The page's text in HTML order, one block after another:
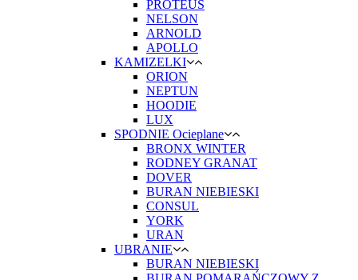
PROTEUS
NELSON
ARNOLD
APOLLO
KAMIZELKI
ORION
NEPTUN
HOODIE
LUX
SPODNIE Ocieplane
BRONX WINTER
RODNEY GRANAT
DOVER
BURAN NIEBIESKI
CONSUL
YORK
URAN
UBRANIE
BURAN NIEBIESKI